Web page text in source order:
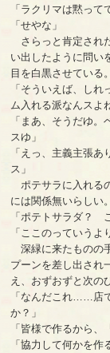
「ラクリマは黙っ
「せやな」
さらっと肯定され
い出したように問い
目を白黒させている。
「そういえば、し
ム入れる派なんスよ
「まあ、そうだゆ
スゆ」
「えっ、主義主張
ス」
ポテサラに入れる
には関係無いらしい
「ポテトサラダ？
「ここのっていう
深緑に来たものの
プーンを差し出され
え、おずおずと次の
「なんだこれ……店
か？」
「皆様で作るから、
「協力して何かを